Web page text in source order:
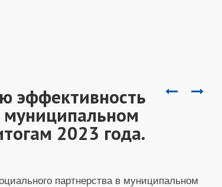
эффективность
муниципальном
2023 года.
партнерства в муниципальном